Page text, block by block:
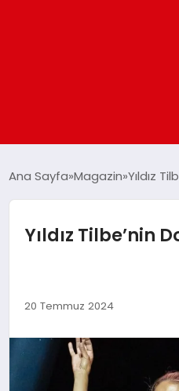
EĞITIM
EKONOMI
Ana Sayfa Magazin Yıldız
Yıldız Tilbe’nin
20 Temmuz 2024